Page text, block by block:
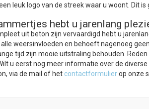
leuk logo van de streek waar u woont. Dit
hebt u jarenlang
uit beton zijn vervaardigd hebt u
weersinvloeden en behoeft nagenoeg
tijd zijn mooie uitstraling behouden.
u eerst nog meer informatie over de
via de mail of het contactformulierop onze